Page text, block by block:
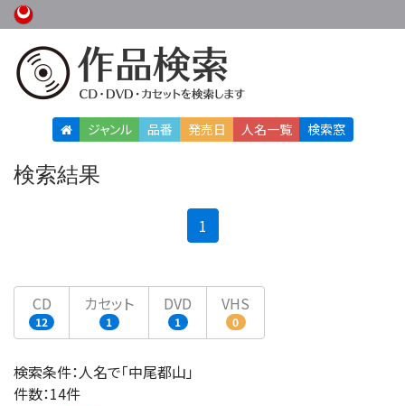
ジャンル 品番 発売日 人名一覧 検索窓
検索結果
1
CD
12
カセット
1
DVD
1
VHS
0
検索条件：人名で「中尾都山」
件数：14件